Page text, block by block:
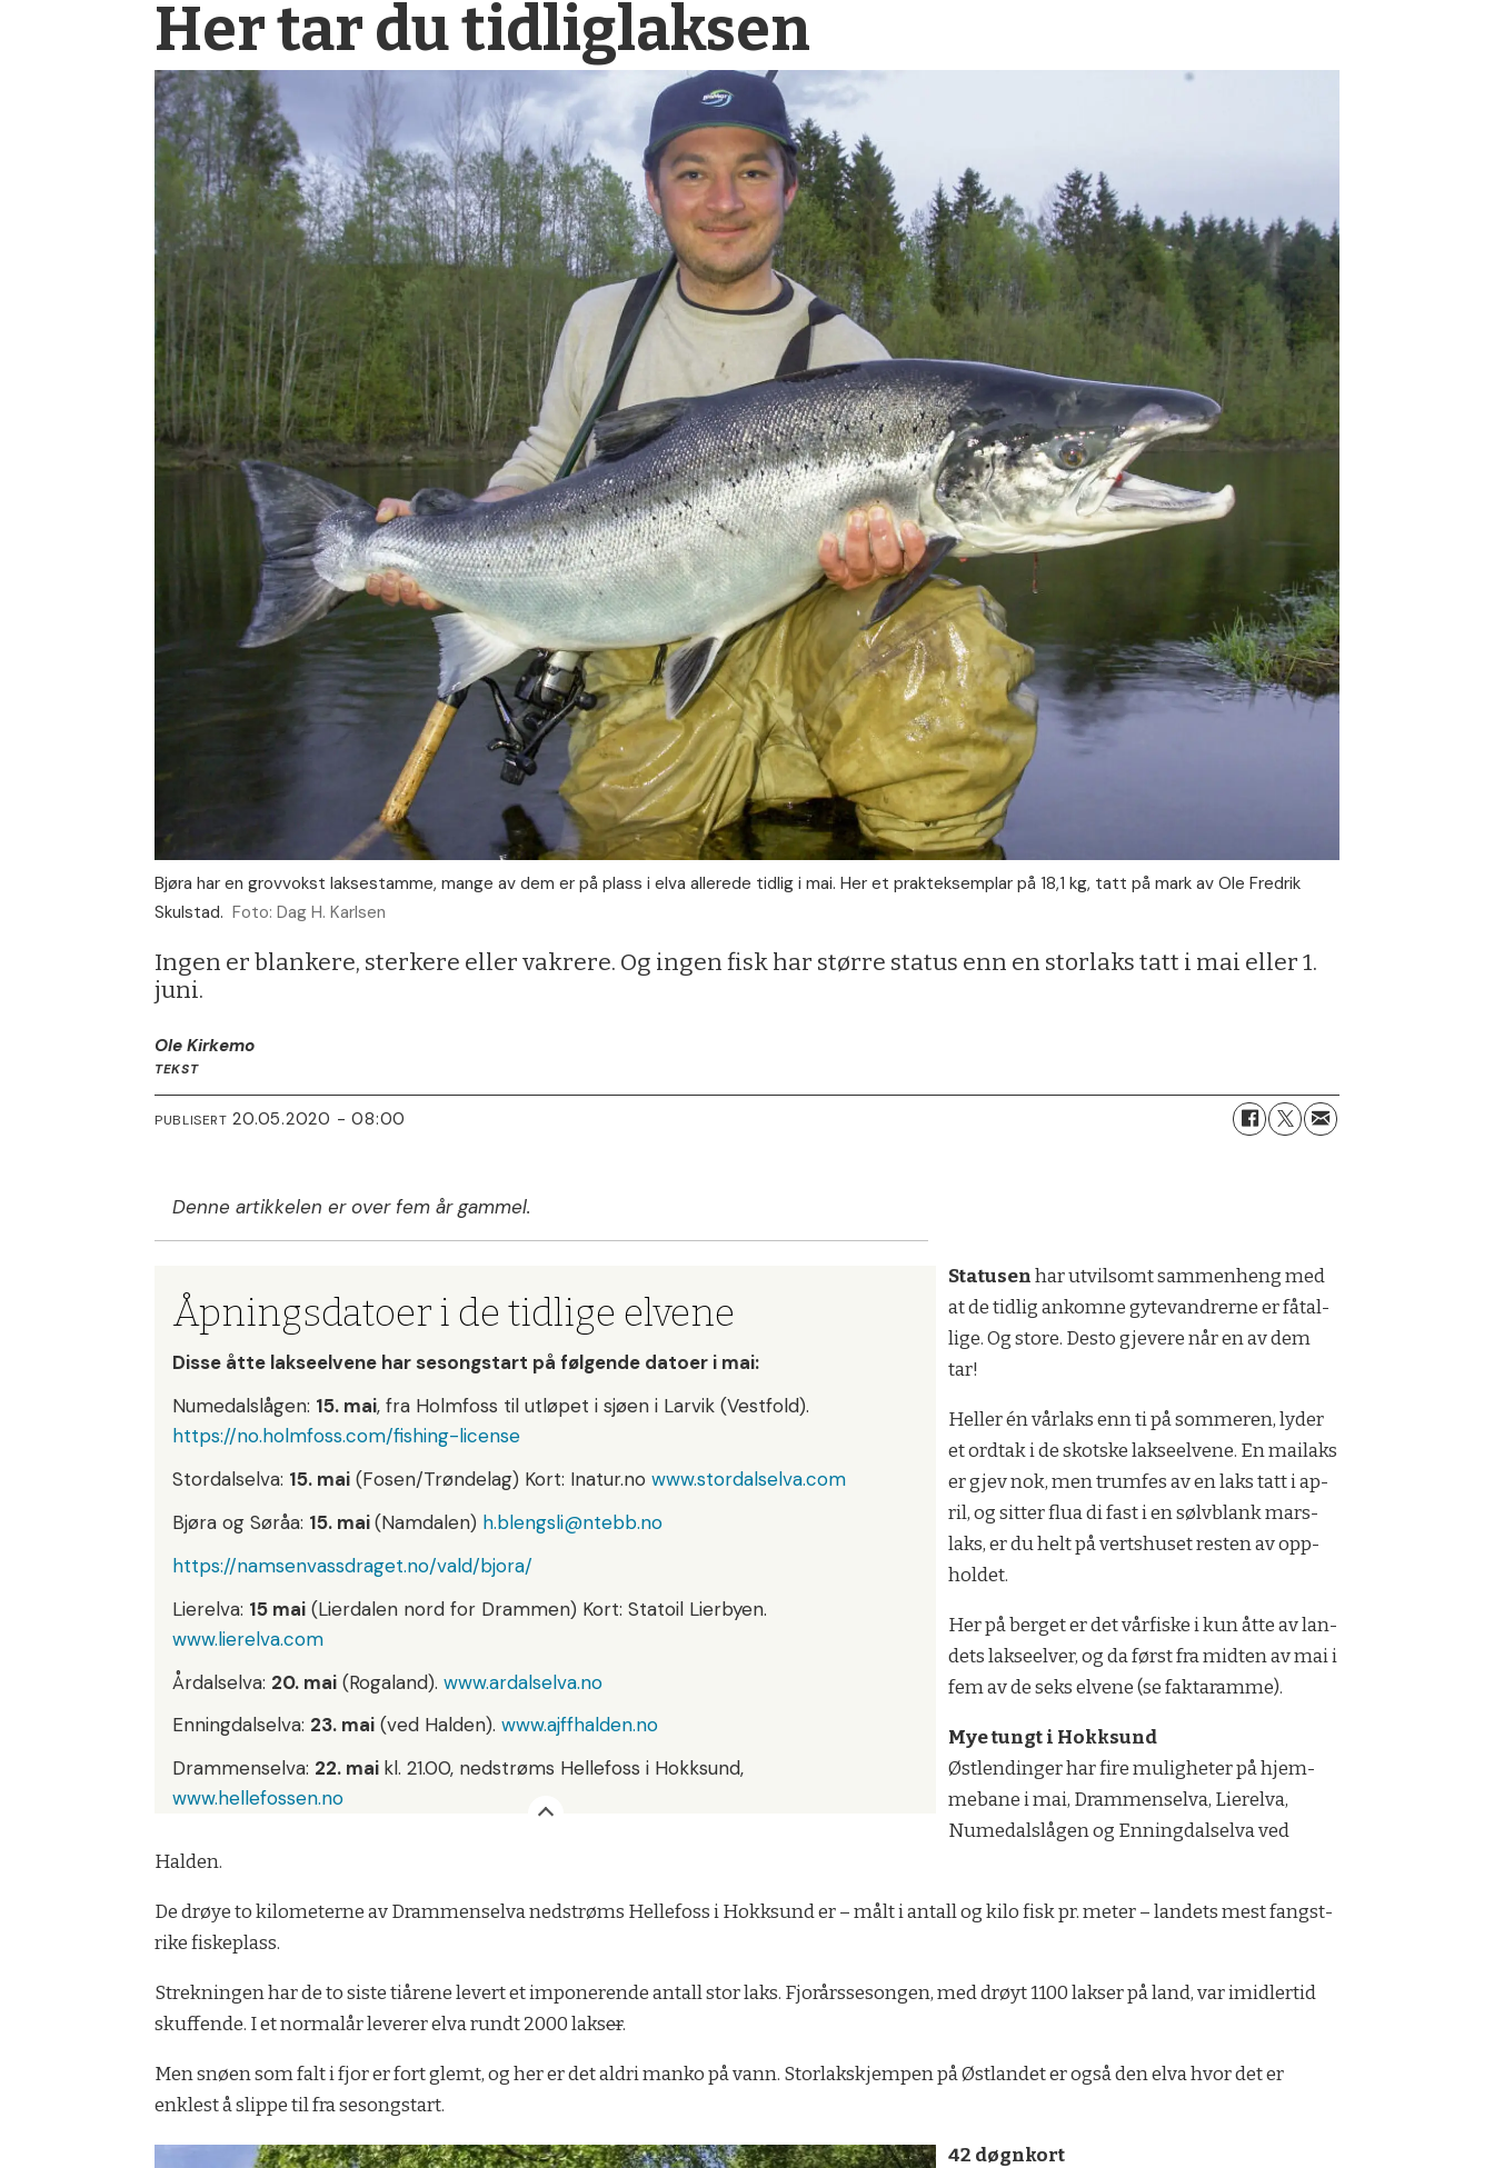
Her tar du tidliglaksen
Bjøra har en grovvokst laksestamme, mange av dem er på plass i elva allerede tidlig i mai. Her et prakteksemplar på 18,1 kg, tatt på mark av Ole Fredrik
Skulstad. Foto: Dag H. Karlsen
Ingen er blankere, sterkere eller vakrere. Og ingen fisk har større status enn en storlaks tatt i mai eller 1.
juni.
Ole Kirkemo
TEKST
PUBLISERT 20.05.2020 - 08:00
Denne artikkelen er over fem år gammel.
Åpningsdatoer i de tidlige elvene
Disse åtte lakseelvene har se­song­start på følgende datoer i mai:
Nu­me­dals­lå­gen: 15. mai, fra Holmfoss til ut­lø­pet i sjøen i Larvik (Vestfold).
https://no.holmfoss.com/fish­ing-li­cense
Stor­dals­el­va: 15. mai (Fo­sen/Trøn­de­lag) Kort: Inatur.nowww.stordalselva.com
Bjø­ra og Sør­åa: 15. mai(Namdalen) h.blengsli@ntebb.no
https://namsenvassdraget.no/vald/bjora/
Lierelva: 15 mai (Lierdalen nord for Drammen) Kort: Statoil Lierbyen.
www.lierelva.com
År­dals­el­va: 20. mai (Ro­ga­land).www.ardalselva.no
En­ning­dals­el­va: 23. mai (ved Halden).www.ajffhalden.no
Dram­mens­el­va: 22. mai kl. 21.00, ned­strøms Hel­le­foss i Hokk­sund,
www.hellefossen.no
Sta­tu­senhar utvil­somt sam­men­heng med
at de tid­lig an­kom­ne gyte­vand­rer­ne er få­tal­
lige. Og store. Des­to gje­ve­re når en av dem
tar!
Hel­ler én vår­laks enn ti på som­me­ren, ly­der
et ord­tak i de skots­ke lak­se­el­ve­ne. En mai­laks
er gjev nok, men trum­fes av en laks tatt i ap­
ril, og sit­ter flua di fast i en sølv­blank mars­
laks, er du helt på verts­hu­set res­ten av opp­
hol­det.
Her på ber­get er det vår­fis­ke i kun åtte av lan­
dets lak­se­el­ver, og da først fra mid­ten av mai i
fem av de seks elvene (se fak­ta­ram­me).
Mye tungt i Hokk­sund
Øst­len­din­ger har fire mu­lig­he­ter på hjem­
me­ba­ne i mai, Dram­mens­el­va, Lierelva,
Numedalslågen og En­ning­dals­el­va ved
Halden.
De drøye to ki­lo­me­ter­ne av Dram­mens­el­va ned­strøms Hel­le­foss i Hokk­sund er – målt i an­tall og kilo fisk pr. me­ter – lan­dets mest fangst­
rike fis­ke­plass.
Strek­nin­gen har de to siste tiårene le­vert et im­po­ne­ren­de an­tall stor laks. Fjor­års­se­son­gen, med drøyt 1100 lak­ser på land, var imid­ler­tid
skuf­fen­de. I et nor­mal­år le­ve­rer elva rundt 2000 lak­ser.
Men snø­en som falt i fjor er fort glemt, og her er det ald­ri man­ko på vann. Storlakskjempen på Østlandet er også den elva hvor det er
enklest å slippe til fra sesongstart.
42 døgnkort